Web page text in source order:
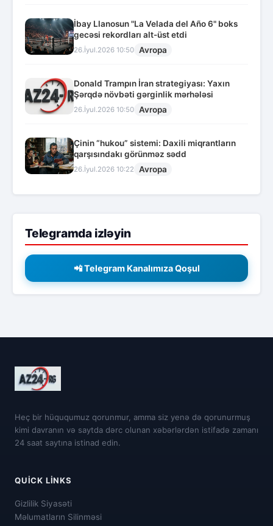
İbay Llanosun "La Velada del Año 6" boks
gecəsi rekordları alt-üst etdi
26.İyul.2026 10:50 Avropa
Donald Trampın İran strategiyası: Yaxın
Şərqdə növbəti gərginlik mərhələsi
26.İyul.2026 10:50 Avropa
Çinin “hukou” sistemi: Daxili miqrantların
qarşısındakı görünməz sədd
26.İyul.2026 10:22 Avropa
Telegramda izləyin
📲 Telegram Kanalımıza Qoşul
Heç bir hüququmuz qorunmur, amma siz yenə də qorunurmuş
kimi davranın və saytda dərc olunan xəbərlərdən istifadə zamanı
24 saat saytına istinad edin.
QUICK LINKS
Gizlilik Siyasəti
Məlumatların Silinməsi